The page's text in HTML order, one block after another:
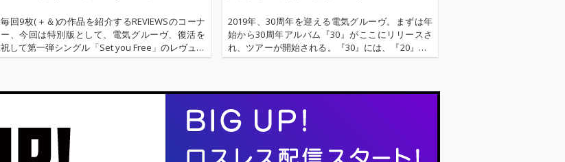
毎回9枚(＋＆)の作品を紹介するREVIEWSのコーナ
ー、今回は特別版として、電気グルーヴ、復活を
祝して第一弾シングル「Set you Free」のレヴュー
をお届けします! （本記事はLIQUIDROOMとの共同
2019年、30周年を迎える電気グルーヴ。まずは年
始から30周年アルバム『30』がここにリリースさ
れ、ツアーが開始される。『30』には、『20』『2
5』に続いてもはや恒例となった“周年のうた”（今